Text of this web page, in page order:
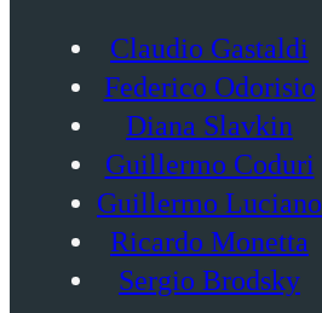
Claudio Gastaldi
Federico Odorisio
Diana Slavkin
Guillermo Coduri
Guillermo Luciano
Ricardo Monetta
Sergio Brodsky